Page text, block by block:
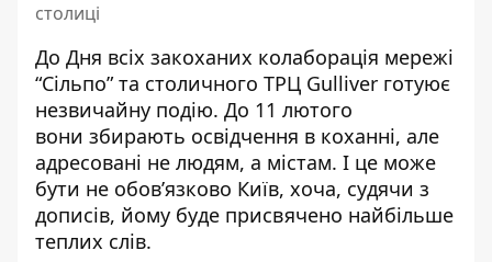
столиці
До Дня всіх закоханих колаборація мережі
“Сільпо” та столичного ТРЦ Gulliver готуює
незвичайну подію. До 11 лютого
вони збирають освідчення в коханні, але
адресовані не людям, а містам. І це може
бути не обов’язково Київ, хоча, судячи з
дописів, йому буде присвячено найбільше
теплих слів.